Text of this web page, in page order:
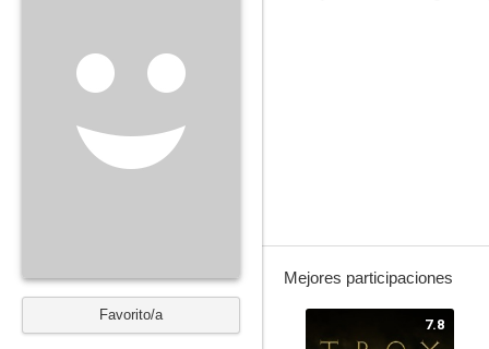
Favorito/a
Mejores participaciones
7.8